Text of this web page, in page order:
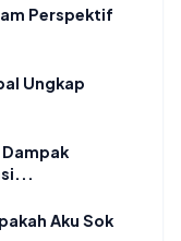
Perspektif
Ungkap
Aku Sok